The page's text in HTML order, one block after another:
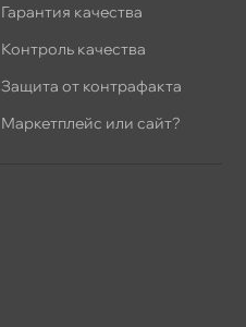
Гарантия качества
Контроль качества
Защита от контрафакта
Маркетплейс или сайт?